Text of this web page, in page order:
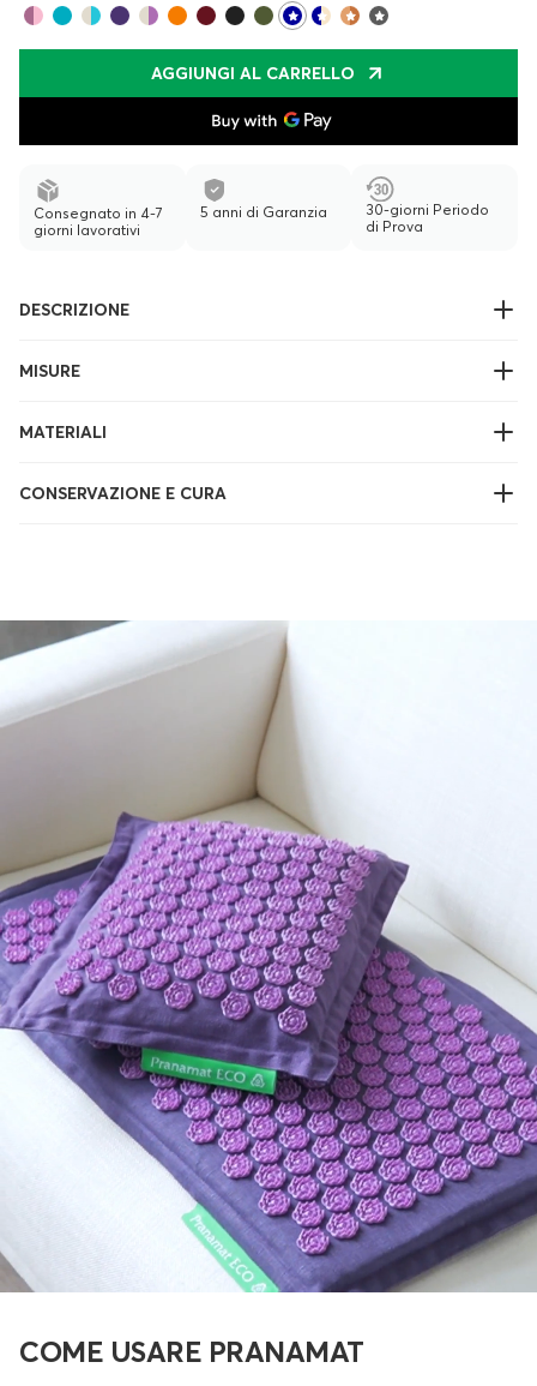
AGGIUNGI AL CARRELLO
Consegnato in 4-7
giorni lavorativi
5 anni di Garanzia
30-giorni Periodo
di Prova
DESCRIZIONE
MISURE
MATERIALI
CONSERVAZIONE E CURA
COME USARE PRANAMAT